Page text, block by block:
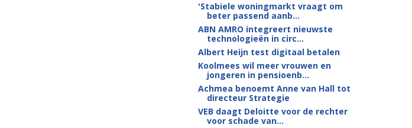
'Stabiele woningmarkt vraagt om
beter passend aanb...
ABN AMRO integreert nieuwste
technologieën in circ...
Albert Heijn test digitaal betalen
Koolmees wil meer vrouwen en
jongeren in pensioenb...
Achmea benoemt Anne van Hall tot
directeur Strategie
VEB daagt Deloitte voor de rechter
voor schade van...